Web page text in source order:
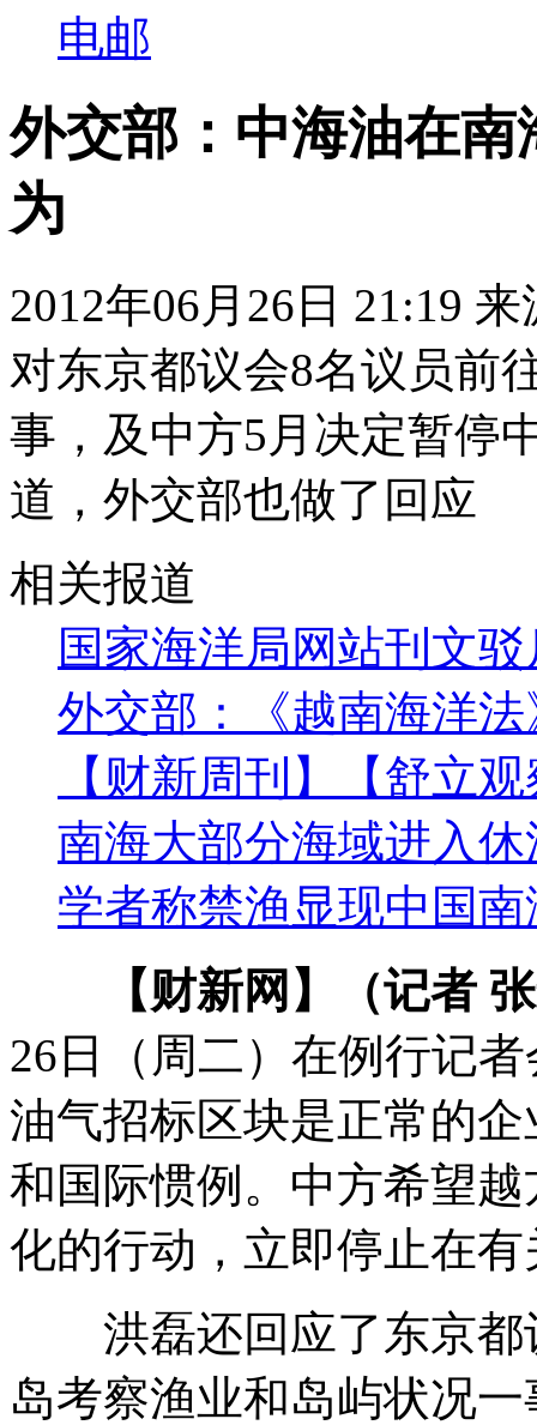
电邮
外交部：中海油在
为
2012年06月26日 21:19
对东京都议会8名议员前
事，及中方5月决定暂停
道，外交部也做了回应
相关报道
国家海洋局网站刊文
外交部：《越南海洋
【财新周刊】【舒立
南海大部分海域进入休
学者称禁渔显现中国
【财新网】（记者
26日（周二）在例行记
油气招标区块是正常的
和国际惯例。中方希望
化的行动，立即停止在
洪磊还回应了东京都
岛考察渔业和岛屿状况